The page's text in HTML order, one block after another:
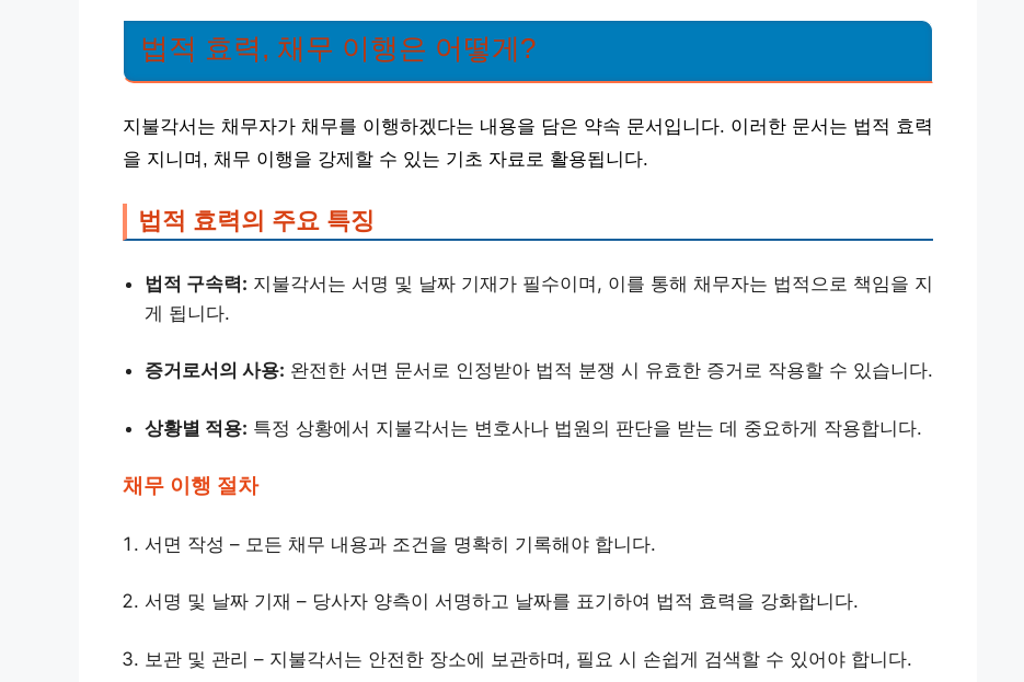
법적 효력, 채무 이행은 어떻게?
지불각서는 채무자가 채무를 이행하겠다는 내용을 담은 약속 문서입니다. 이러한 문서는 법적 효력
을 지니며, 채무 이행을 강제할 수 있는 기초 자료로 활용됩니다.
법적 효력의 주요 특징
법적 구속력: 지불각서는 서명 및 날짜 기재가 필수이며, 이를 통해 채무자는 법적으로 책임을 지
게 됩니다.
증거로서의 사용: 완전한 서면 문서로 인정받아 법적 분쟁 시 유효한 증거로 작용할 수 있습니다.
상황별 적용: 특정 상황에서 지불각서는 변호사나 법원의 판단을 받는 데 중요하게 작용합니다.
채무 이행 절차
서면 작성 – 모든 채무 내용과 조건을 명확히 기록해야 합니다.
서명 및 날짜 기재 – 당사자 양측이 서명하고 날짜를 표기하여 법적 효력을 강화합니다.
보관 및 관리 – 지불각서는 안전한 장소에 보관하며, 필요 시 손쉽게 검색할 수 있어야 합니다.